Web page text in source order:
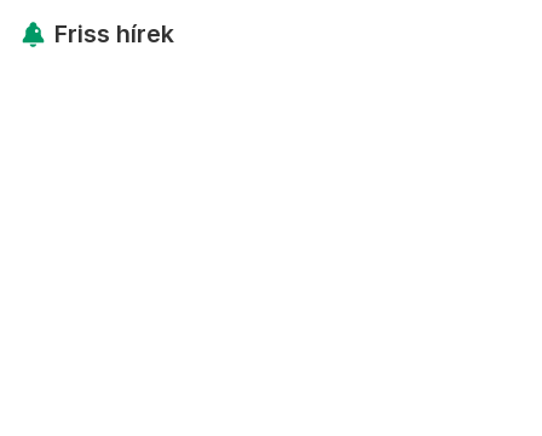
Friss hírek